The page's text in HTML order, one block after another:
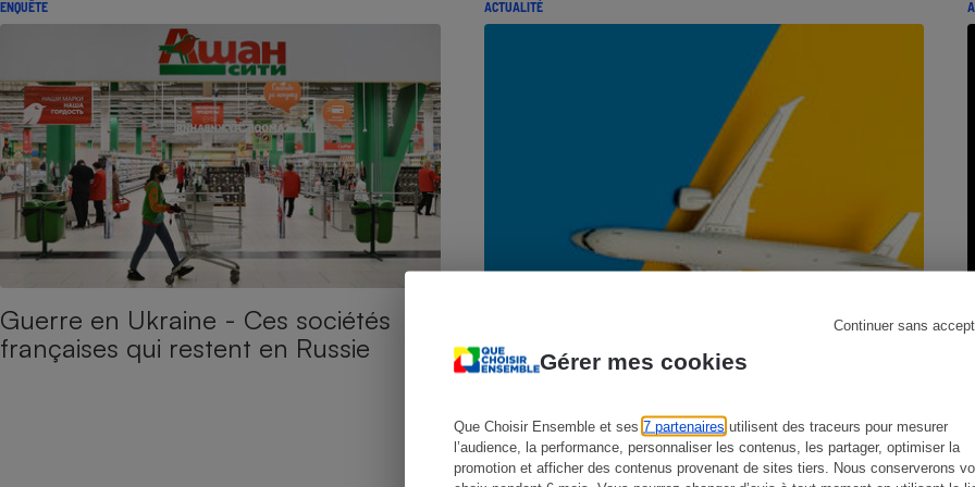
Gérer mes cookies
Que Choisir Ensemble et ses 7 partenaires utilisent des traceurs pour mesurer
l’audience, la performance, personnaliser les contenus, les partager, optimiser la
promotion et afficher des contenus provenant de sites tiers. Nous conserverons
Continuer sans
ENQUÊTE
Guerre en Ukraine - Ces sociétés
françaises qui restent en Russie
ACTUALITÉ
Cafetière à expressos
Robot ménager